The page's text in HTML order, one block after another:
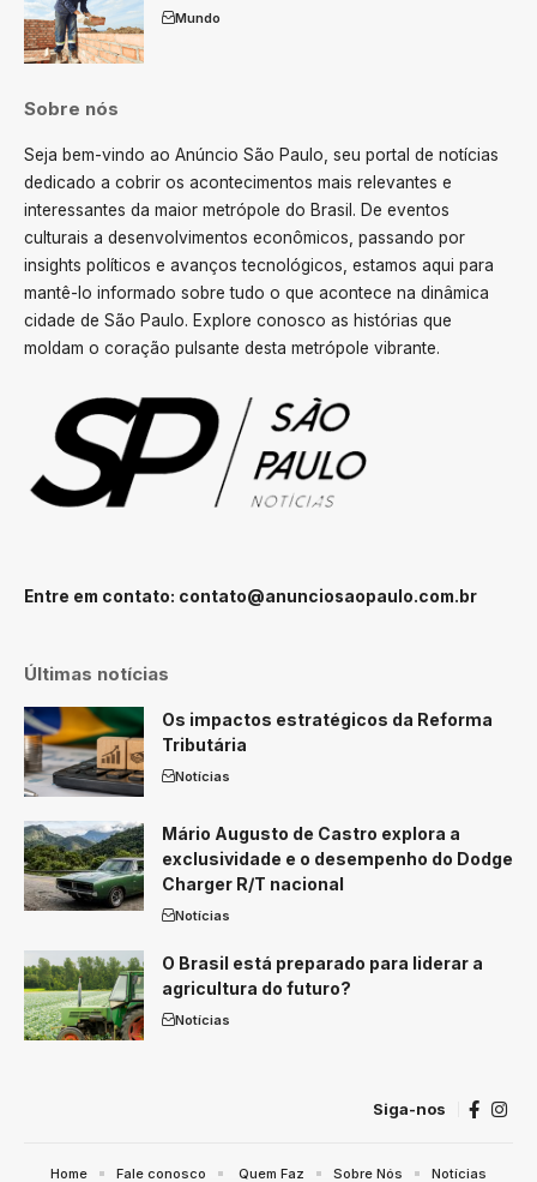
Mundo
Sobre nós
Seja bem-vindo ao Anúncio São Paulo, seu portal de notícias
dedicado a cobrir os acontecimentos mais relevantes e
interessantes da maior metrópole do Brasil. De eventos
culturais a desenvolvimentos econômicos, passando por
insights políticos e avanços tecnológicos, estamos aqui para
mantê-lo informado sobre tudo o que acontece na dinâmica
cidade de São Paulo. Explore conosco as histórias que
moldam o coração pulsante desta metrópole vibrante.
Entre em contato: contato@anunciosaopaulo.com.br
Últimas notícias
Os impactos estratégicos da Reforma
Tributária
Notícias
Mário Augusto de Castro explora a
exclusividade e o desempenho do Dodge
Charger R/T nacional
Notícias
O Brasil está preparado para liderar a
agricultura do futuro?
Notícias
Siga-nos
Home Fale conosco Quem Faz Sobre Nós Notícias